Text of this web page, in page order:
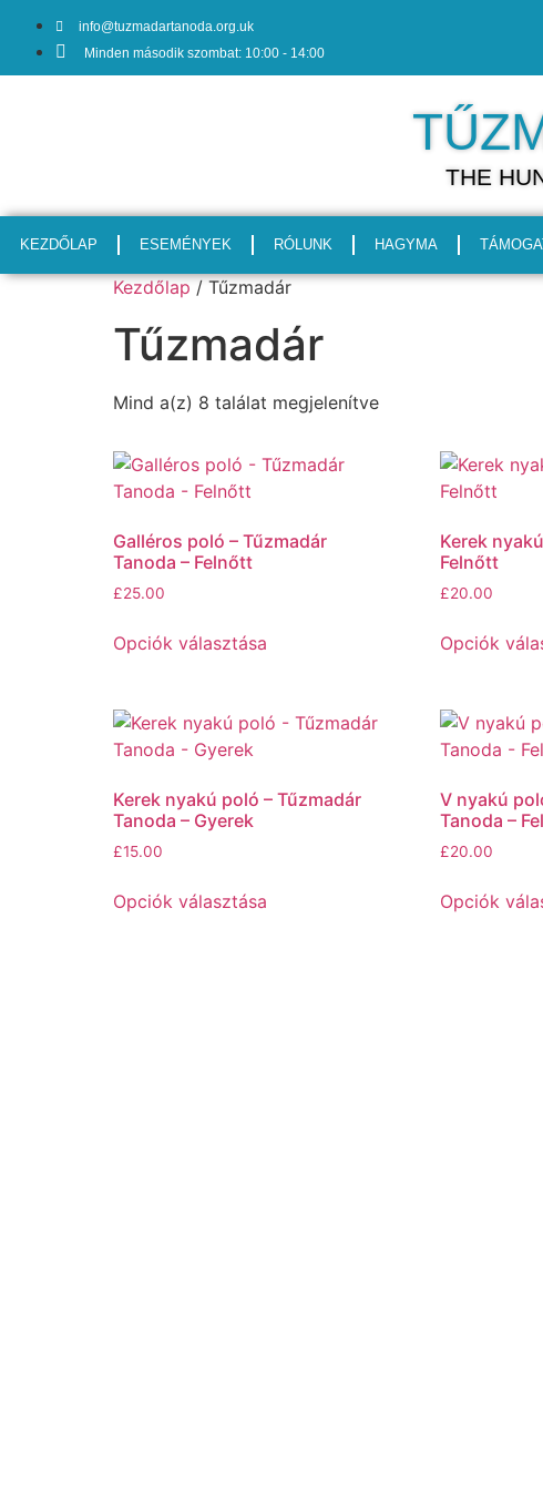
info@tuzmadartanoda.org.uk
Minden második szombat: 10:00 - 14:00
THE
KEZDŐLAP ESEMÉNYEK RÓLUNK HAGYMA
Kezdőlap / Tűzmadár
Tűzmadár
Mind a(z) 8 találat megjelenítve
Galléros poló – Tűzmadár
Tanoda – Felnőtt
£25.00
Opciók választása
Kerek
Felnőtt
£20.00
Opciók
Kerek nyakú poló – Tűzmadár
Tanoda – Gyerek
£15.00
Opciók választása
V nyakú
Tanoda –
£20.00
Opciók